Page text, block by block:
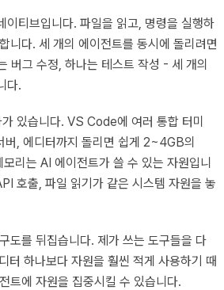
이티브입니다. 파일을 읽고, 명령을 실행하
니다. 세 개의 에이전트를 동시에 돌리려면
버그 수정, 하나는 테스트 작성 - 세 개의
다.
있습니다. VS Code에 여러 통합 터미
버, 에디터까지 돌리면 쉽게 2~4GB의
리는 AI 에이전트가 쓸 수 있는 자원입니
호출, 파일 읽기가 같은 시스템 자원을 놓
도를 뒤집습니다. 제가 쓰는 도구들을 다
터 하나보다 자원을 훨씬 적게 사용하기 때
트에 자원을 집중시킬 수 있습니다.